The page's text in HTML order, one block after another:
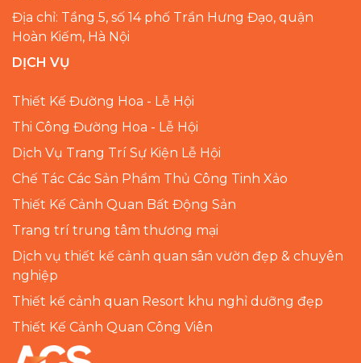
Địa chỉ: Tầng 5, số 14 phố Trần Hưng Đạo, quận
Hoàn Kiếm, Hà Nội
DỊCH VỤ
Thiết Kế Đường Hoa - Lễ Hội
Thi Công Đường Hoa - Lễ Hội
Dịch Vụ Trang Trí Sự Kiện Lễ Hội
Chế Tác Các Sản Phẩm Thủ Công Tinh Xảo
Thiết Kế Cảnh Quan Bất Động Sản
Trang trí trung tâm thương mại
Dịch vụ thiết kế cảnh quan sân vườn đẹp & chuyên
nghiệp
Thiết kế cảnh quan Resort khu nghỉ dưỡng đẹp
Thiết Kế Cảnh Quan Công Viên